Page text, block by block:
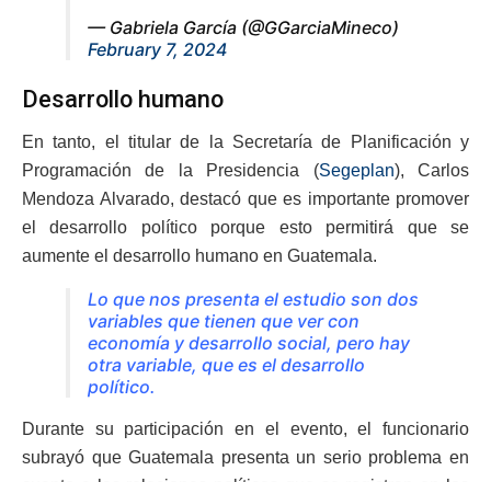
— Gabriela García (@GGarciaMineco)
February 7, 2024
Desarrollo humano
En tanto, el titular de la Secretaría de Planificación y
Programación de la Presidencia (Segeplan), Carlos
Mendoza Alvarado, destacó que es importante promover
el desarrollo político porque esto permitirá que se
aumente el desarrollo humano en Guatemala.
Lo que nos presenta el estudio son dos
variables que tienen que ver con
economía y desarrollo social, pero hay
otra variable, que es el desarrollo
político.
Durante su participación en el evento, el funcionario
subrayó que Guatemala presenta un serio problema en